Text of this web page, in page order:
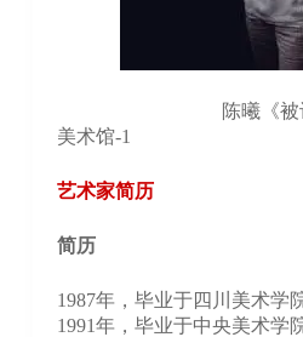
陈曦《被记忆》
美术馆-1
艺术家简历
简历
1987年，毕业于四川美术学
1991年，毕业于中央美术学